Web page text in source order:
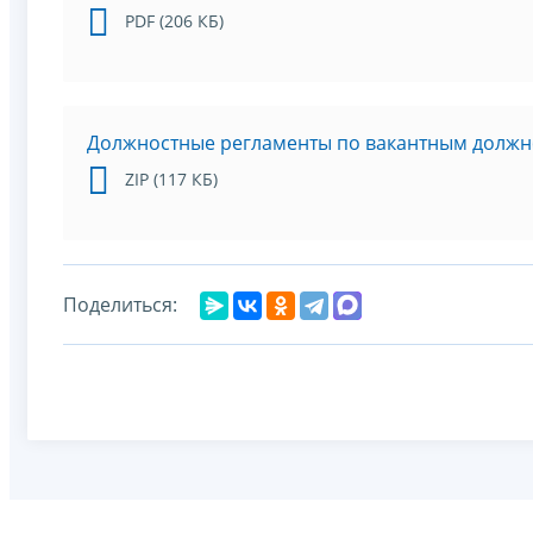
PDF (206 КБ)
Должностные регламенты по вакантным
ZIP (117 КБ)
Поделиться: